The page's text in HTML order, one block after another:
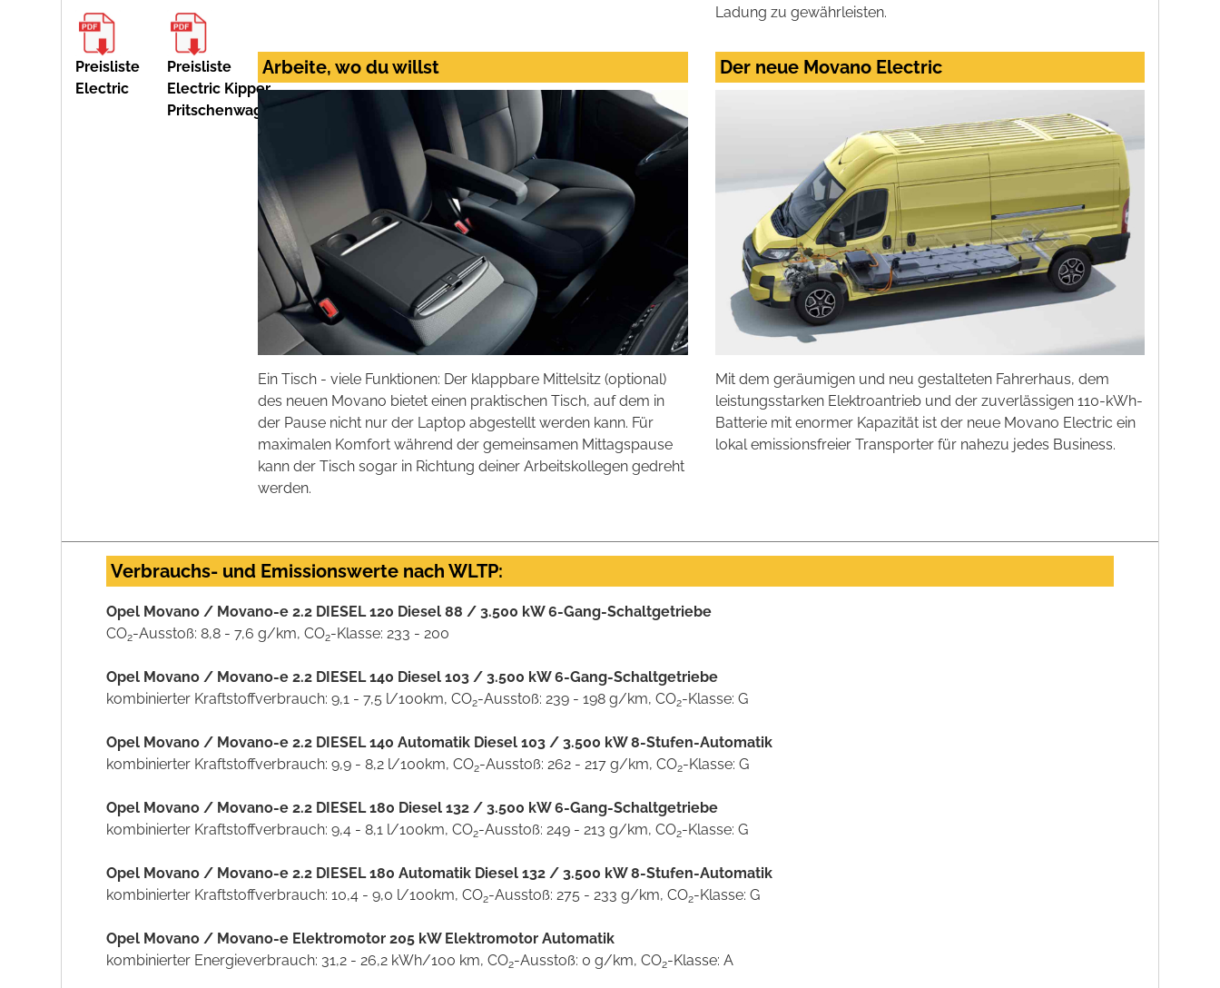
Preisliste
Electric
Preisliste
Electric Kipper,
Pritschenwagen
Ladung zu gewährleisten.
Arbeite, wo du willst
Ein Tisch - viele Funktionen: Der klappbare Mittelsitz (optional)
des neuen Movano bietet einen praktischen Tisch, auf dem in
der Pause nicht nur der Laptop abgestellt werden kann. Für
maximalen Komfort während der gemeinsamen Mittagspause
kann der Tisch sogar in Richtung deiner Arbeitskollegen gedreht
werden.
Der neue Movano Electric
Mit dem geräumigen und neu gestalteten Fahrerhaus, dem
leistungsstarken Elektroantrieb und der zuverlässigen 110-kWh-
Batterie mit enormer Kapazität ist der neue Movano Electric ein
lokal emissionsfreier Transporter für nahezu jedes Business.
Verbrauchs- und Emissionswerte nach WLTP:
Opel Movano / Movano-e 2.2 DIESEL 120 Diesel 88 / 3.500 kW 6-Gang-Schaltgetriebe
CO2-Ausstoß: 8,8 - 7,6 g/km, CO2-Klasse: 233 - 200
Opel Movano / Movano-e 2.2 DIESEL 140 Diesel 103 / 3.500 kW 6-Gang-Schaltgetriebe
kombinierter Kraftstoffverbrauch: 9,1 - 7,5 l/100km, CO2-Ausstoß: 239 - 198 g/km, CO2-Klasse: G
Opel Movano / Movano-e 2.2 DIESEL 140 Automatik Diesel 103 / 3.500 kW 8-Stufen-Automatik
kombinierter Kraftstoffverbrauch: 9,9 - 8,2 l/100km, CO2-Ausstoß: 262 - 217 g/km, CO2-Klasse: G
Opel Movano / Movano-e 2.2 DIESEL 180 Diesel 132 / 3.500 kW 6-Gang-Schaltgetriebe
kombinierter Kraftstoffverbrauch: 9,4 - 8,1 l/100km, CO2-Ausstoß: 249 - 213 g/km, CO2-Klasse: G
Opel Movano / Movano-e 2.2 DIESEL 180 Automatik Diesel 132 / 3.500 kW 8-Stufen-Automatik
kombinierter Kraftstoffverbrauch: 10,4 - 9,0 l/100km, CO2-Ausstoß: 275 - 233 g/km, CO2-Klasse: G
Opel Movano / Movano-e Elektromotor 205 kW Elektromotor Automatik
kombinierter Energieverbrauch: 31,2 - 26,2 kWh/100 km, CO2-Ausstoß: 0 g/km, CO2-Klasse: A